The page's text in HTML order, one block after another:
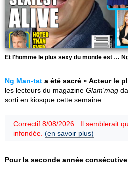
Et l'homme le plus sexy du monde est …
Ng Man-tat a été sacré « Acteur le
les lecteurs du magazine Glam'mag
sorti en kiosque cette semaine.
Correctif 8/08/2026 : Il semblerait
infondée. (en savoir plus)
Pour la seconde année consécutive